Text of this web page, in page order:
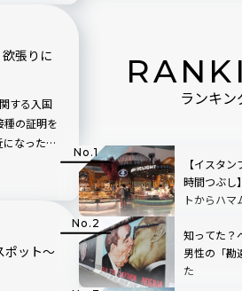
張りに
する入国
種の証明を
なったフ
介しま
ポット〜
ランキン
【イスタ
時間つぶし
トからハマ
知ってた？
男性の「勘
た